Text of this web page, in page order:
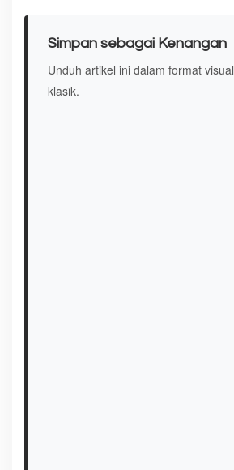
Simpan sebagai Kenangan
Unduh artikel ini dalam format
klasik.